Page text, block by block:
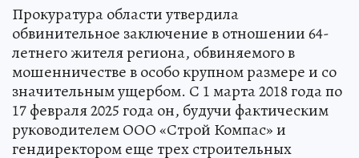
Прокуратура области утвердила
обвинительное заключение в отношении 64-
летнего жителя региона, обвиняемого в
мошенничестве в особо крупном размере и со
значительным ущербом. С 1 марта 2018 года по
17 февраля 2025 года он, будучи фактическим
руководителем ООО «Строй Компас» и
гендиректором еще трех строительных